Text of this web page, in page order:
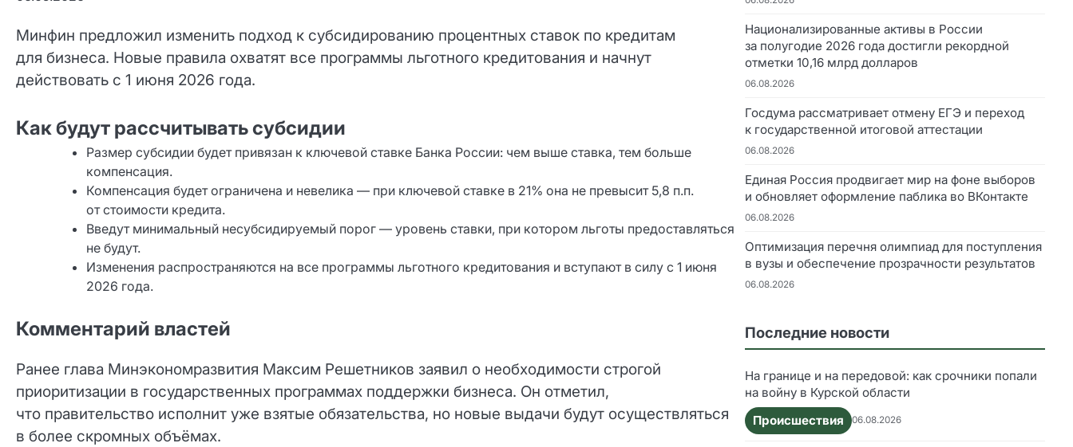
Минфин предложил изменить подход к субсидированию процентных ставок по кредитам
для бизнеса. Новые правила охватят все программы льготного кредитования и начнут
действовать с 1 июня 2026 года.
Как будут рассчитывать субсидии
Размер субсидии будет привязан к ключевой ставке Банка России: чем выше ставка, тем больше
компенсация.
Компенсация будет ограничена и невелика — при ключевой ставке в 21% она не превысит 5,8 п.п.
от стоимости кредита.
Введут минимальный несубсидируемый порог — уровень ставки, при котором льготы предоставляться
не будут.
Изменения распространяются на все программы льготного кредитования и вступают в силу с 1 июня
2026 года.
Комментарий властей
Ранее глава Минэкономразвития Максим Решетников заявил о необходимости строгой
приоритизации в государственных программах поддержки бизнеса. Он отметил,
что правительство исполнит уже взятые обязательства, но новые выдачи будут осуществляться
в более скромных объёмах.
Национализированные активы в России
за полугодие 2026 года достигли рекордной
отметки 10,16 млрд долларов
06.08.2026
Госдума рассматривает отмену ЕГЭ и переход
к государственной итоговой аттестации
06.08.2026
Единая Россия продвигает мир на фоне выборов
и обновляет оформление паблика во ВКонтакте
06.08.2026
Оптимизация перечня олимпиад для поступления
в вузы и обеспечение прозрачности результатов
06.08.2026
Последние новости
На границе и на передовой: как срочники попали
на войну в Курской области
Происшествия
06.08.2026